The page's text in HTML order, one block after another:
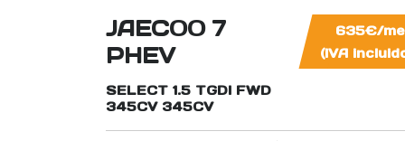
635€/
(IVA
JAECOO 7
PHEV
SELECT 1.5 TGDI FWD
345CV 345CV